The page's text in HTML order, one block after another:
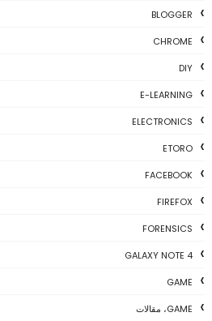
BLOGGER
CHROME
DIY
E-LEARNING
ELECTRONICS
ETORO
FACEBOOK
FIREFOX
FORENSICS
GALAXY NOTE 4
GAME
GAME، مقالات